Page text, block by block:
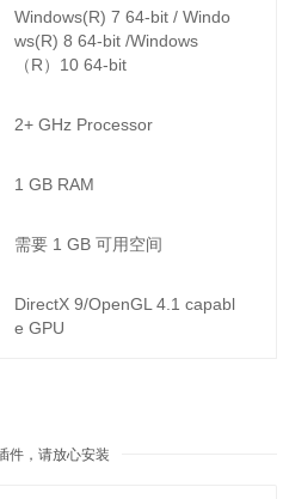
Windows(R) 7 64-bit / Windo
ws(R) 8 64-bit /Windows
（R）10 64-bit
2+ GHz Processor
1 GB RAM
需要 1 GB 可用空间
DirectX 9/OpenGL 4.1 capabl
e GPU
件，请放心安装